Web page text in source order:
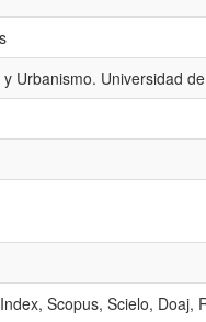
Urbanismo. Universidad
Scopus, Scielo, Doaj,